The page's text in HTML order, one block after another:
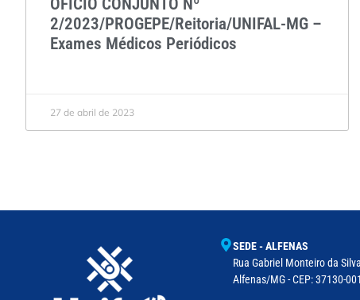
2/2023/PROGEPE/Reitoria/UNIFAL-MG –
Exames Médicos Periódicos
27 de abril de 2023
SEDE - ALFENAS
Rua Gabriel Monteiro da
Alfenas/MG - CEP: 37130-